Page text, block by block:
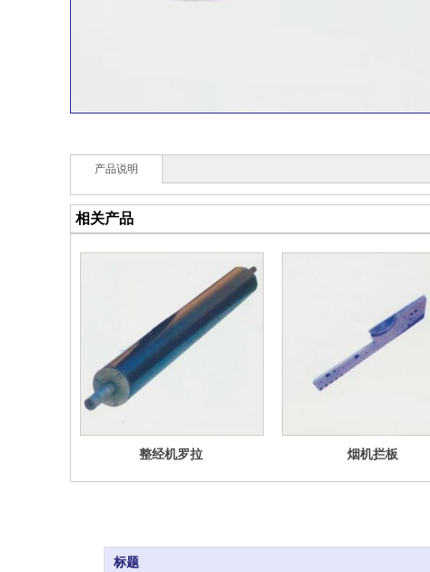
产品说明
相关产品
整经机罗拉 烟机拦板
标题